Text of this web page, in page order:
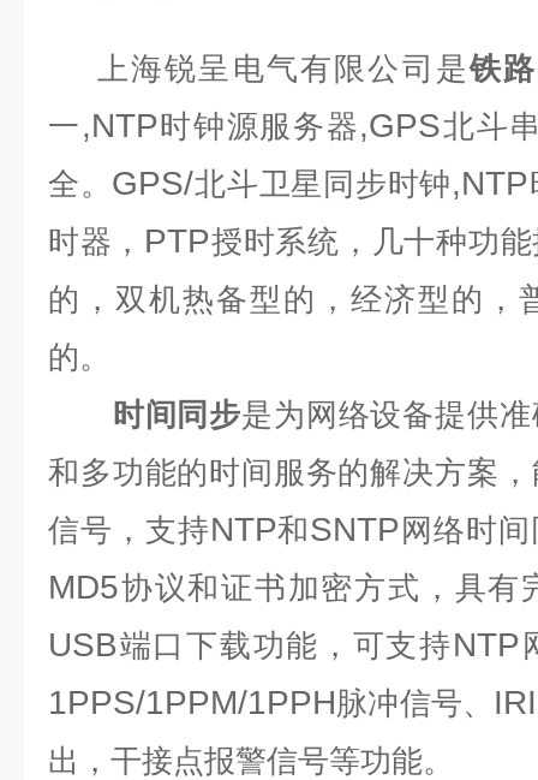
上海锐呈电气有限公司是铁
一,NTP时钟源服务器,GPS北斗
全。 GPS/北斗卫星同步时钟,NTP
时器， PTP授时系统，几十种功
的，双机热备型的，经济型的，
的。
时间同步是为网络设备提供
和多功能的时间服务的解决方案
信号，支持NTP和SNTP 网络时
MD5协议和证书加密方式，具有
USB端口下载功能，可支持NTP
1PPS/1PPM/1PPH脉冲信号、
出，干接点报警信号等功能。